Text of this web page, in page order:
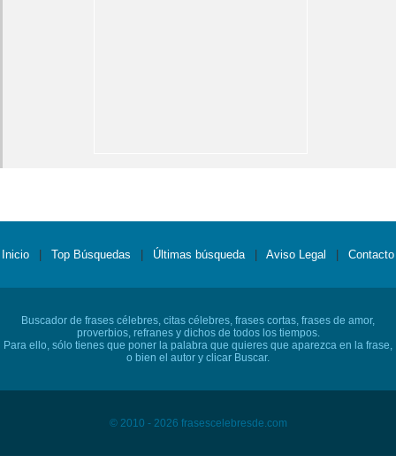
Inicio Top Búsquedas Últimas búsqueda Aviso Legal Contacto
Buscador de frases célebres, citas célebres, frases cortas, frases de amor,
proverbios, refranes y dichos de todos los tiempos.
Para ello, sólo tienes que poner la palabra que quieres que aparezca en la frase,
o bien el autor y clicar Buscar.
© 2010 - 2026 frasescelebresde.com